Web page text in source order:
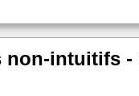
non-intuitifs